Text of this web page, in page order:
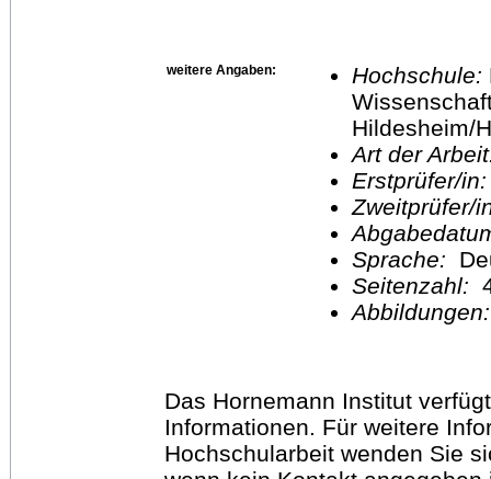
weitere Angaben: Hochschule:
Hildesheim/
Art der
Erstprüfer/
Sprache:
Seitenzahl:
Das Hornemann Institut
Informationen. Für weitere
Hochschularbeit wenden Sie